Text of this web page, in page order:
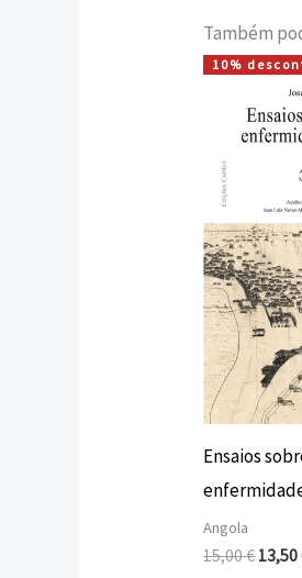
Também
10%
Ensaios
Angola
15,00€
O
preço
era:
13,50